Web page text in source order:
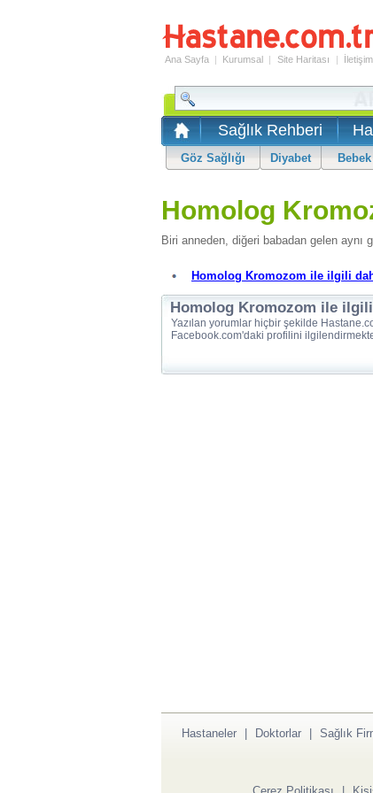
Ana Sayfa | Kurumsal | Site Haritası | İletişim
Sağlık Rehberi
Göz Sağlığı Diyabet Bebek
Homolog
Biri anneden, diğeri babadan gelen aynı
Homolog Kromozom ile ilgili
Homolog Kromozom ile
Yazılan yorumlar hiçbir şekilde
Facebook.com'daki profilini
Hastaneler | Doktorlar | Sağlık